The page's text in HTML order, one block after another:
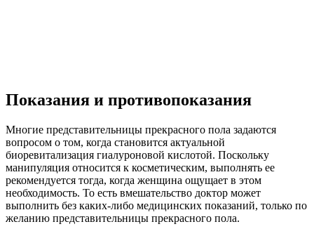
Показания и противопоказания
Многие представительницы прекрасного пола задаются
вопросом о том, когда становится актуальной
биоревитализация гиалуроновой кислотой. Поскольку
манипуляция относится к косметическим, выполнять ее
рекомендуется тогда, когда женщина ощущает в этом
необходимость. То есть вмешательство доктор может
выполнить без каких-либо медицинских показаний, только по
желанию представительницы прекрасного пола.